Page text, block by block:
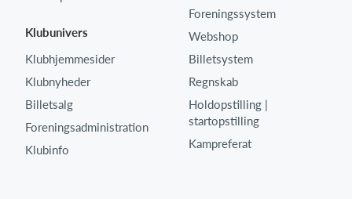
Klubunivers
Klubhjemmesider
Klubnyheder
Billetsalg
Foreningsadministration
Klubinfo
Foreningssystem
Webshop
Billetsystem
Regnskab
Holdopstilling |
startopstilling
Kampreferat